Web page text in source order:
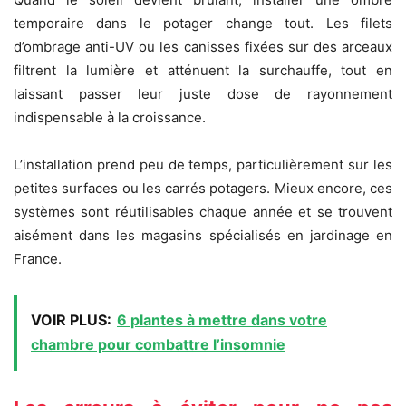
temporaire dans le potager change tout. Les filets
d’ombrage anti-UV ou les canisses fixées sur des arceaux
filtrent la lumière et atténuent la surchauffe, tout en
laissant passer leur juste dose de rayonnement
indispensable à la croissance.
L’installation prend peu de temps, particulièrement sur les
petites surfaces ou les carrés potagers. Mieux encore, ces
systèmes sont réutilisables chaque année et se trouvent
aisément dans les magasins spécialisés en jardinage en
France.
VOIR PLUS: 6 plantes à mettre dans votre
chambre pour combattre l’insomnie